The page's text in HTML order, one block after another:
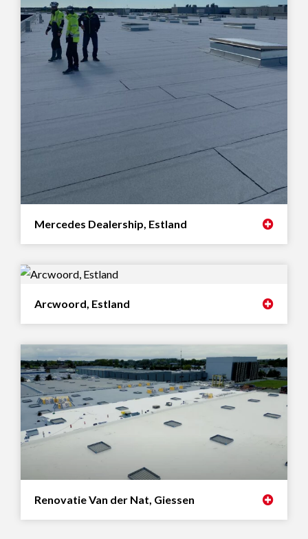
Mercedes Dealership, Estland
Arcwoord, Estland
Renovatie Van der Nat, Giessen